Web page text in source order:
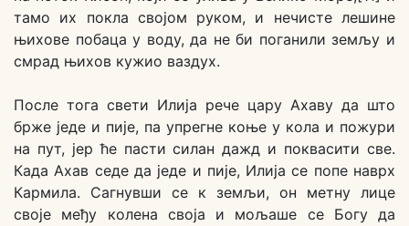
тамо их покла својом руком, и нечисте лешине
њихове побаца у воду, да не би поганили земљу и
смрад њихов кужио ваздух.
После тога свети Илија рече цару Ахаву да што
брже једе и пије, па упрегне коње у кола и пожури
на пут, јер ће пасти силан дажд и поквасити све.
Када Ахав седе да једе и пије, Илија се попе наврх
Кармила. Сагнувши се к земљи, он метну лице
своје међу колена своја и мољаше се Богу да